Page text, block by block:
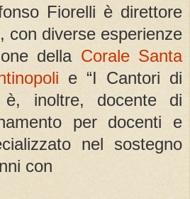
Fiorelli è direttore
con diverse esperienze
della Corale Santa
e “I Cantori di
è, inoltre, docente di
per docenti e
nel sostegno
con